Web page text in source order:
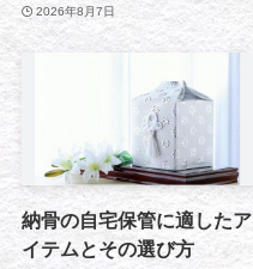
2026年8月7日
納骨の自宅保管に適したア
イテムとその選び方